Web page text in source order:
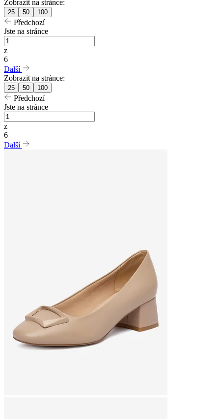
Zobrazit na stránce:
25 50 100
Předchozí
Jste na stránce
z
6
Další
Zobrazit na stránce:
25 50 100
Předchozí
Jste na stránce
z
6
Další